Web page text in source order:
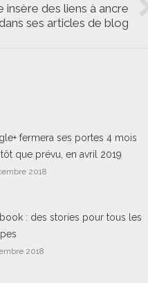
insère des liens à ancre
ses articles de blog
fermera ses portes 4 mois
que prévu, en avril 2019
2018
: des stories pour tous les
2018